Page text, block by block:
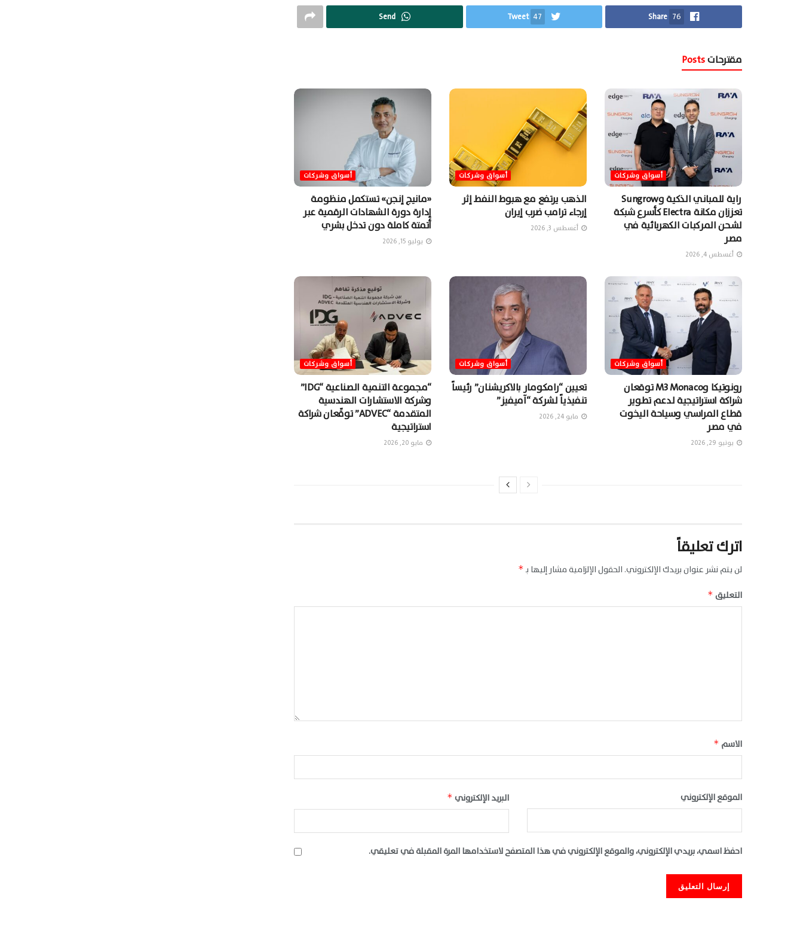
Share 76
Tweet 47
Send
مقترحات
أسواق وشركات
راية للمباني الذكية وSungrow
تعززان مكانة Electra كأسرع شبكة
لشحن المركبات الكهربائية في
مصر
أغسطس 4, 2026
أسواق وشركات
الذهب يرتفع مع هبوط النفط إثر
إرجاء ترامب ضرب إيران
أغسطس 3, 2026
أسواق وشركات
«مانيج إنجن» تستكمل منظومة
إدارة دورة الشهادات الرقمية عبر
أتمتة كاملة دون تدخل بشري
يوليو 15, 2026
أسواق وشركات
رونوتيكا وM3 Monaco توقعان
شراكة استراتيجية لدعم تطوير
قطاع المراسي وسياحة اليخوت
في مصر
يونيو 29, 2026
أسواق وشركات
تعيين “رامكومار بالاكريشنان” رئيساً
تنفيذياً لشركة “آميفيز”
مايو 24, 2026
أسواق وشركات
“مجموعة التنمية الصناعية “IDG”
وشركة الاستشارات الهندسية
المتقدمة “ADVEC” توقّعان شراكة
استراتيجية
مايو 20, 2026
اترك تعليقاً
لن يتم نشر عنوان بريدك الإلكتروني. الحقول الإلزامية مشار إليها بـ*
التعليق *
الاسم *
البريد الإلكتروني * الموقع الإلكتروني
احفظ اسمي، بريدي الإلكتروني، والموقع الإلكتروني في هذا المتصفح لاستخدامها المرة المقبلة في تعليقي.